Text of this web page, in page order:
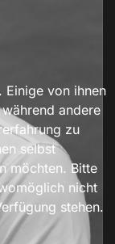
Einige von ihnen
andere
zu
selbst
möchten. Bitte
nicht
stehen.